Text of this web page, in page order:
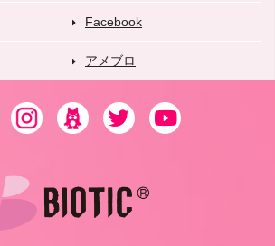
Facebook
アメブロ